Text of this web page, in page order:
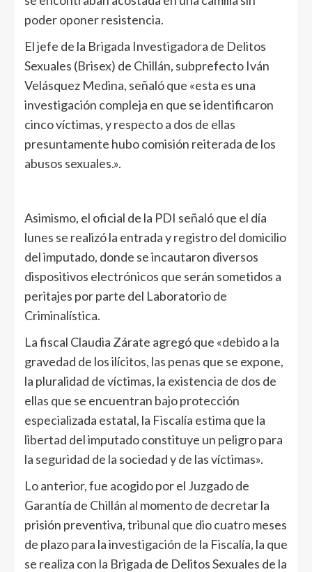
poder oponer resistencia.
El jefe de la Brigada Investigadora de Delitos
Sexuales (Brisex) de Chillán, subprefecto Iván
Velásquez Medina, señaló que «esta es una
investigación compleja en que se identificaron
cinco víctimas, y respecto a dos de ellas
presuntamente hubo comisión reiterada de los
abusos sexuales.».
Asimismo, el oficial de la PDI señaló que el día
lunes se realizó la entrada y registro del domicilio
del imputado, donde se incautaron diversos
dispositivos electrónicos que serán sometidos a
peritajes por parte del Laboratorio de
Criminalística.
La fiscal Claudia Zárate agregó que «debido a la
gravedad de los ilícitos, las penas que se expone,
la pluralidad de víctimas, la existencia de dos de
ellas que se encuentran bajo protección
especializada estatal, la Fiscalía estima que la
libertad del imputado constituye un peligro para
la seguridad de la sociedad y de las víctimas».
Lo anterior, fue acogido por el Juzgado de
Garantía de Chillán al momento de decretar la
prisión preventiva, tribunal que dio cuatro meses
de plazo para la investigación de la Fiscalía, la que
se realiza con la Brigada de Delitos Sexuales de la